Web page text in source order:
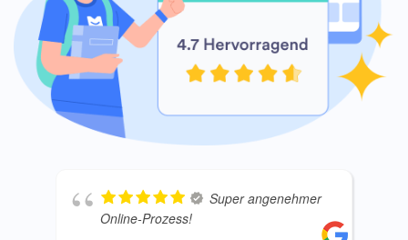
Super angenehmer
Online-Prozess!